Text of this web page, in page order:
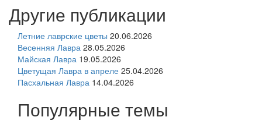
Другие публикации
Летние лаврские цветы 20.06.2026
Весенняя Лавра 28.05.2026
Майская Лавра 19.05.2026
Цветущая Лавра в апреле 25.04.2026
Пасхальная Лавра 14.04.2026
Популярные темы